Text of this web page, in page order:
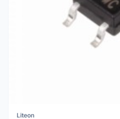
Liteon